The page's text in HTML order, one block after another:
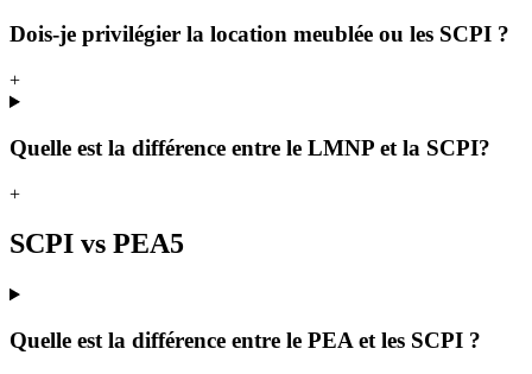
Dois-je privilégier la location meublée ou les SCPI ?
+
Quelle est la différence entre le LMNP et la SCPI?
+
SCPI vs PEA5
Quelle est la différence entre le PEA et les SCPI ?